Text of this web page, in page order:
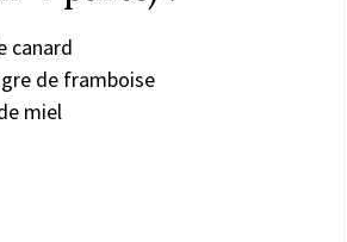
canard
de framboise
miel